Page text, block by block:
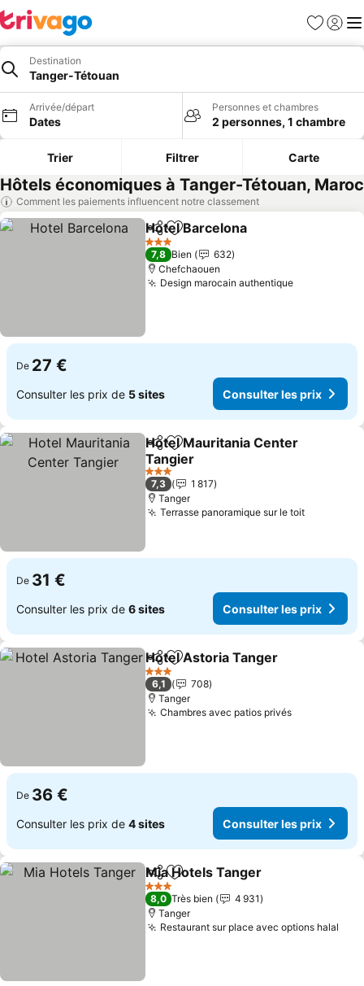
Favoris
Se
Destination
Tanger-Tétouan
Arrivée/départ
Dates
Personnes et chambres
2 personnes, 1 chambre
Trier Filtrer Carte
Hôtels économiques à Tanger-Tétouan, Maroc
Comment les paiements influencent notre classement
PartagerAjouter à mes favoris
Hotel Barcelona
3 Étoiles
7,8 Bien
632
Chefchaouen
Design marocain authentique
De 27 €
Consulter les prix de 5 sites Consulter les prix
PartagerAjouter à mes favoris
Hotel Mauritania Center
Tangier
3 Étoiles
7,3
1 817
Tanger
Terrasse panoramique sur le toit
De 31 €
Consulter les prix de 6 sites Consulter les prix
PartagerAjouter à mes favoris
Hotel Astoria Tanger
3 Étoiles
6,1
708
Tanger
Chambres avec patios privés
De 36 €
Consulter les prix de 4 sites Consulter les prix
PartagerAjouter à mes favoris
Mia Hotels Tanger
3 Étoiles
8,0 Très bien
4 931
Tanger
Restaurant sur place avec options halal